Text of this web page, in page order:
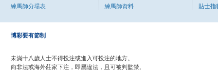
練馬師分場表
練馬師資料
貼士指
博彩要有節制
未滿十八歲人士不得投注或進入可投注的地方。
向非法或海外莊家下注，即屬違法，且可被判監禁。